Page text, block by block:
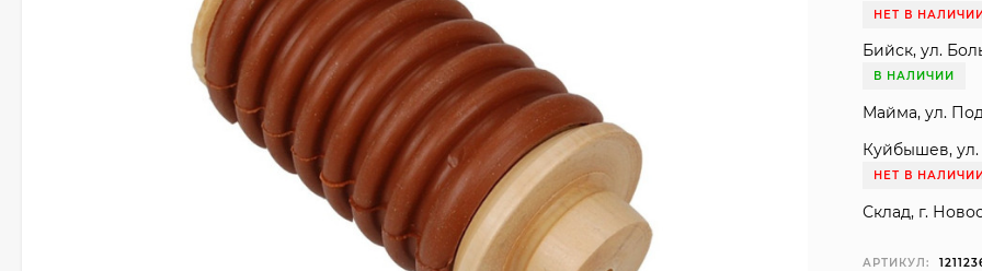
НЕТ В
Бийск, ул.
В НАЛИЧИИ
Майма, ул.
Куйбышев, ул.
НЕТ В
Склад, г.
АРТИКУЛ: